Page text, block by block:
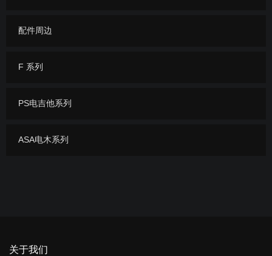
配件周边
F 系列
PS电吉他系列
ASA电木系列
关于我们